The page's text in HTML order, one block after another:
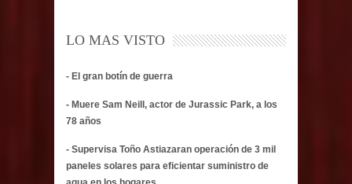
LO MAS VISTO
- El gran botín de guerra
- Muere Sam Neill, actor de Jurassic Park, a los
78 años
- Supervisa Toño Astiazaran operación de 3 mil
paneles solares para eficientar suministro de